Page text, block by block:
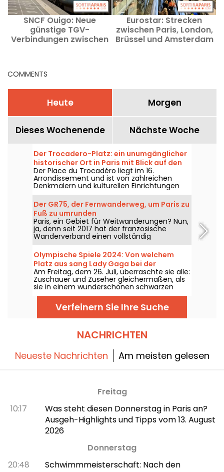
SNCF Ouigo: Neue
günstige TGV-
Verbindungen zwischen
Eurostar: Strecken
zwischen Paris, London,
Brüssel und Amsterdam
COMMENTS
Heute Morgen
Dieses Wochenende Nächste Woche
Der Trocadero-Platz: ein unumgänglicher
historischer Ort in Paris mit Blick auf den
Eiffelturm
Der Place du Trocadéro liegt im 16.
Arrondissement und ist von zahlreichen
Denkmälern und kulturellen Einrichtungen
gesäumt. Er zieht sowohl Touristen als auch
alteingesessene Pariser an, da er einen
atemberaubenden Blick auf den Eiffelturm
bietet.
Der GR75, der Fernwanderweg, um Paris zu
Fuß zu umrunden
Paris, ein Gebiet für Weitwanderungen? Nun,
ja, denn seit 2017 hat der französische
Wanderverband einen vollständig
markierten Wanderweg für alle
Wanderfreunde geöffnet, um Paris zu
umrunden.
Olympische Spiele 2024: Von welchem
Platz aus sang Lady Gaga bei der
Eröffnungsfeier?
Am Freitag, dem 26. Juli, überraschte sie alle:
Zuschauer und Zuseher gleichermaßen, als
sie in einem wunderschönen schwarzen
Kleid erschien, das mit rosafarbenen
Pompons umrandet war. Aber wo befand
sich die Sängerin? Ist der Ort für die
Öffentlichkeit zugänglich?
Verfeinern Sie Ihre Suche
NACHRICHTEN
Neueste Nachrichten Am meisten gelesen
Freitag
10:17
Was steht diesen Donnerstag in Paris an?
Ausgeh-Highlights und Tipps vom 13. August
2026
Donnerstag
20:48
Schwimmmeisterschaft: Nach den